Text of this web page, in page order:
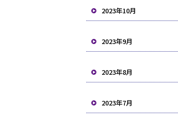
2023年10月
2023年9月
2023年8月
2023年7月